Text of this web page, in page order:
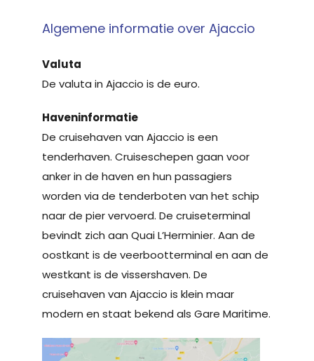
Algemene informatie over Ajaccio
Valuta
De valuta in Ajaccio is de euro.
Haveninformatie
De cruisehaven van Ajaccio is een
tenderhaven. Cruiseschepen gaan voor
anker in de haven en hun passagiers
worden via de tenderboten van het schip
naar de pier vervoerd. De cruiseterminal
bevindt zich aan Quai L’Herminier. Aan de
oostkant is de veerbootterminal en aan de
westkant is de vissershaven. De
cruisehaven van Ajaccio is klein maar
modern en staat bekend als Gare Maritime.